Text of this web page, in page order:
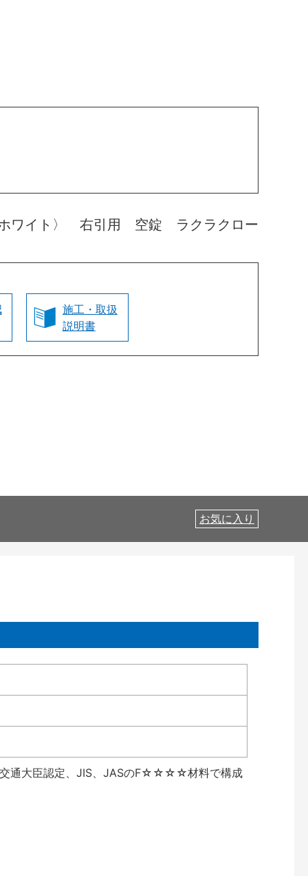
ワイト〉 右引用 空錠 ラクラクロー
施工・取扱
説明書
お気に入り
交通大臣認定、JIS、JASのF☆☆☆☆材料で構成